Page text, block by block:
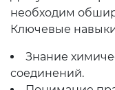
необходим
Ключевые
Знание
соединений.